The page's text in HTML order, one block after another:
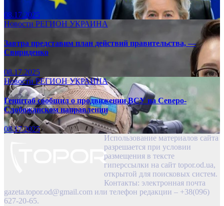
08.17.2025
Новости РЕГИОН УКРАИНА
Завтра представим план действий правительства, —
Свириденко
08.17.2025
НовостиРЕГИОНУКРАИНА
Генштаб сообщил о продвижении ВСУ на Северо-
Слобожанском направлении
08.17.2025
Использование материалов сайта
разрешается при условии
размещения в тексте
гиперссылки на сайт topor.od.ua,
открытой для поисковых систем.
Контакты: электронная почта
gazeta.topor.od@gmail.com или телефон редакции – +38(096)
627-20-65.